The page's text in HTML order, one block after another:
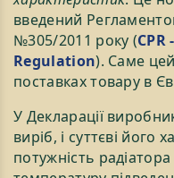
введений
№305/2011 року (
Regulation). Саме
поставках товару в
У Декларації
виріб, і суттєві його
потужність